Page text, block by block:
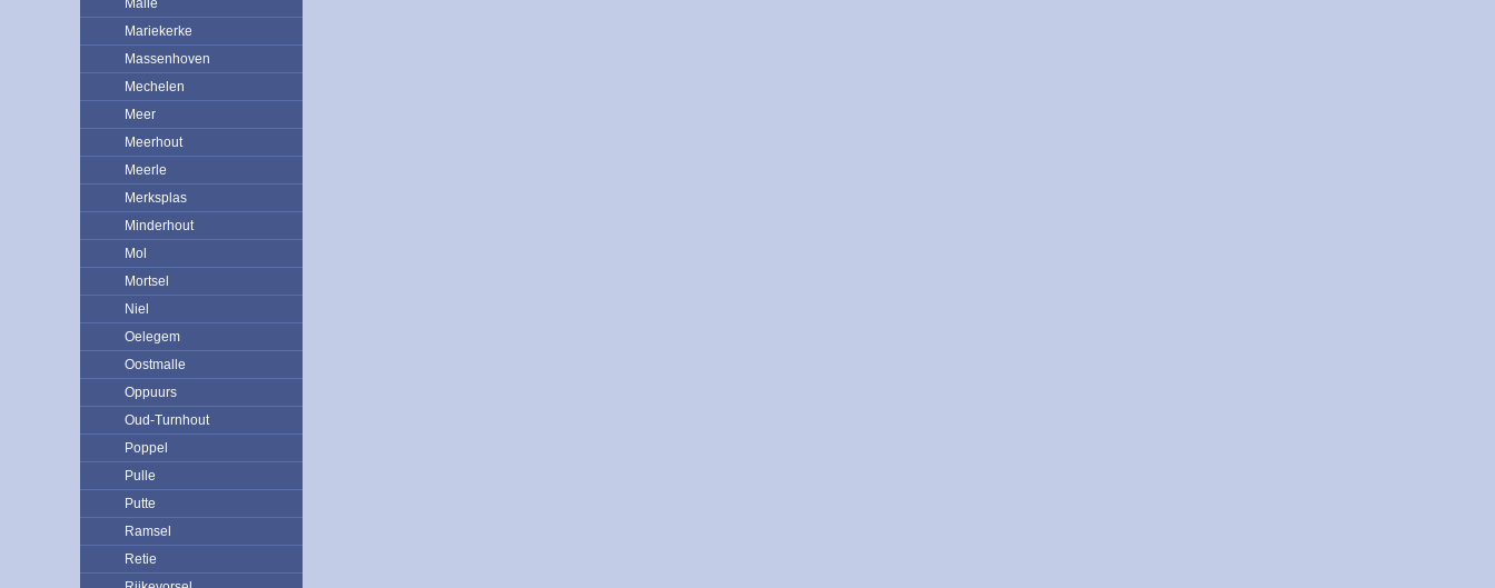
Malle
Mariekerke
Massenhoven
Mechelen
Meer
Meerhout
Meerle
Merksplas
Minderhout
Mol
Mortsel
Niel
Oelegem
Oostmalle
Oppuurs
Oud-Turnhout
Poppel
Pulle
Putte
Ramsel
Retie